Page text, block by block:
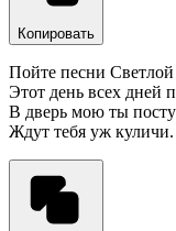
Копировать
Пойте песни
Этот день всех дней
В дверь мою ты
Ждут тебя уж куличи.